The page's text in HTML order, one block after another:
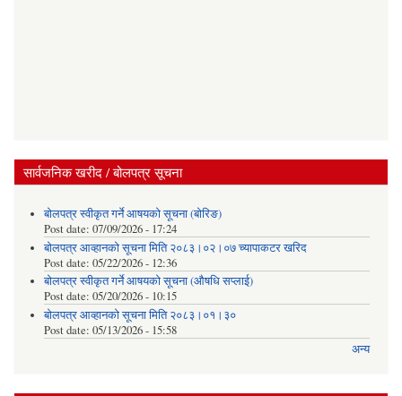
सार्वजनिक खरीद / बोलपत्र सूचना
बोलपत्र स्वीकृत गर्ने आषयको सूचना (बोरिङ)
Post date: 07/09/2026 - 17:24
बोलपत्र आव्हानको सूचना मिति २०८३।०२।०७ च्यापाकटर खरिद
Post date: 05/22/2026 - 12:36
बोलपत्र स्वीकृत गर्ने आषयको सूचना (औषधि सप्लाई)
Post date: 05/20/2026 - 10:15
बोलपत्र आव्हानको सूचना मिति २०८३।०१।३०
Post date: 05/13/2026 - 15:58
अन्य